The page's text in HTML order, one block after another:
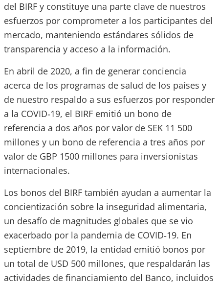
del BIRF y constituye una parte clave de nuestros
esfuerzos por comprometer a los participantes del
mercado, manteniendo estándares sólidos de
transparencia y acceso a la información.
En abril de 2020, a fin de generar conciencia
acerca de los programas de salud de los países y
de nuestro respaldo a sus esfuerzos por responder
a la COVID‑19, el BIRF emitió un bono de
referencia a dos años por valor de SEK 11 500
millones y un bono de referencia a tres años por
valor de GBP 1500 millones para inversionistas
internacionales.
Los bonos del BIRF también ayudan a aumentar la
concientización sobre la inseguridad alimentaria,
un desafío de magnitudes globales que se vio
exacerbado por la pandemia de COVID‑19. En
septiembre de 2019, la entidad emitió bonos por
un total de USD 500 millones, que respaldarán las
actividades de financiamiento del Banco, incluidos